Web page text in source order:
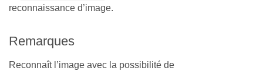
reconnaissance d’image.
Remarques
Reconnaît l’image avec la possibilité de